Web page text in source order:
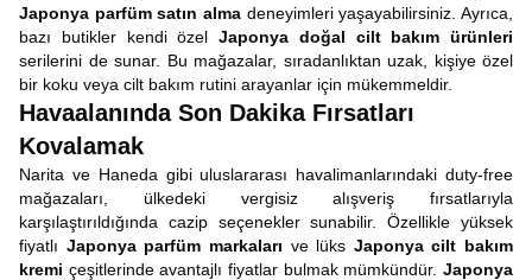
Japonya parfüm satın alma deneyimleri yaşayabilirsiniz. Ayrıca,
bazı butikler kendi özel Japonya doğal cilt bakım ürünleri
serilerini de sunar. Bu mağazalar, sıradanlıktan uzak, kişiye özel
bir koku veya cilt bakım rutini arayanlar için mükemmeldir.
Havaalanında Son Dakika Fırsatları
Kovalamak
Narita ve Haneda gibi uluslararası havalimanlarındaki duty-free
mağazaları, ülkedeki vergisiz alışveriş fırsatlarıyla
karşılaştırıldığında cazip seçenekler sunabilir. Özellikle yüksek
fiyatlı Japonya parfüm markaları ve lüks Japonya cilt bakım
kremi çeşitlerinde avantajlı fiyatlar bulmak mümkündür. Japonya